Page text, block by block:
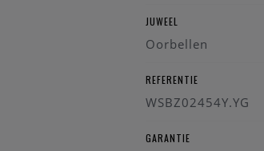
JUWEEL
Oorbellen
REFERENTIE
WSBZ02454Y.YG
GARANTIE